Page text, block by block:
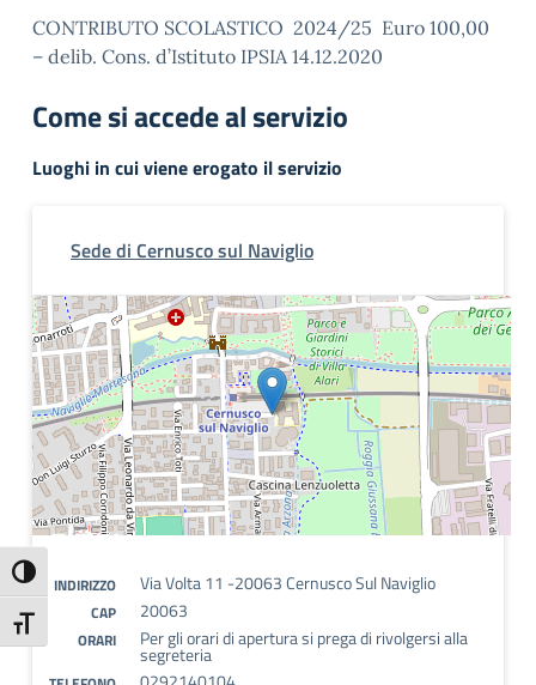
Attiva/disattiva alto contrasto
Attiva/disattiva dimensione testo
CONTRIBUTO SCOLASTICO 2024/25 Euro 100,00
– delib. Cons. d’Istituto IPSIA 14.12.2020
Come si accede al servizio
Luoghi in cui viene erogato il servizio
Sede di Cernusco sul Naviglio
INDIRIZZO Via Volta 11 -20063 Cernusco Sul Naviglio
CAP 20063
ORARI Per gli orari di apertura si prega di rivolgersi alla
segreteria